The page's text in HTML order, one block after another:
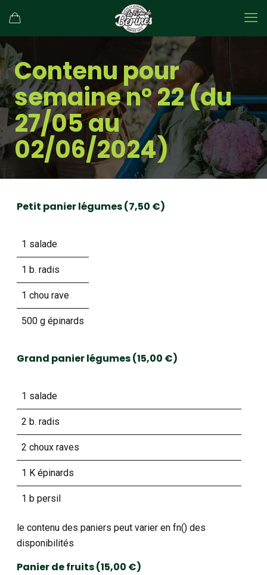
Contenu pour
semaine n° 22 (du
27/05 au
02/06/2024)
Petit panier légumes (7,50 €)
1 salade
1 b. radis
1 chou rave
500 g épinards
Grand panier légumes (15,00 €)
1 salade
2 b. radis
2 choux raves
1 K épinards
1 b persil
le contenu des paniers peut varier en fn() des
disponibilités
Panier de fruits (15,00 €)